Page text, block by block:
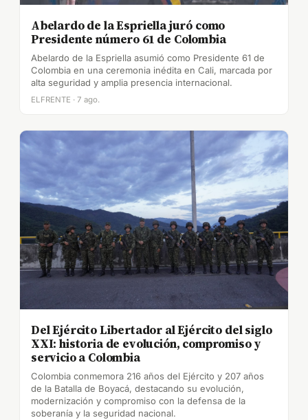
Abelardo de la Espriella juró como
Presidente número 61 de Colombia
Abelardo de la Espriella asumió como Presidente 61 de
Colombia en una ceremonia inédita en Cali, marcada por
alta seguridad y amplia presencia internacional.
ELFRENTE · 7 ago.
Del Ejército Libertador al Ejército del siglo
XXI: historia de evolución, compromiso y
servicio a Colombia
Colombia conmemora 216 años del Ejército y 207 años
de la Batalla de Boyacá, destacando su evolución,
modernización y compromiso con la defensa de la
soberanía y la seguridad nacional.